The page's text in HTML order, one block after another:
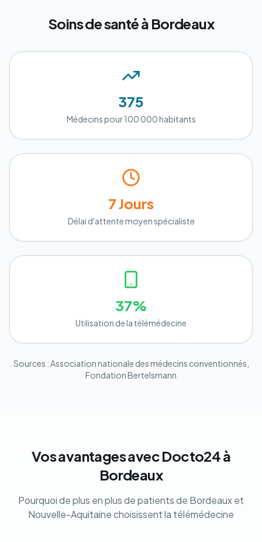
Soins de santé à Bordeaux
375
Médecins pour 100 000 habitants
7 Jours
Délai d'attente moyen spécialiste
37%
Utilisation de la télémédecine
Sources : Association nationale des médecins conventionnés,
Fondation Bertelsmann
Vos avantages avec Docto24 à
Bordeaux
Pourquoi de plus en plus de patients de Bordeaux et
Nouvelle-Aquitaine choisissent la télémédecine